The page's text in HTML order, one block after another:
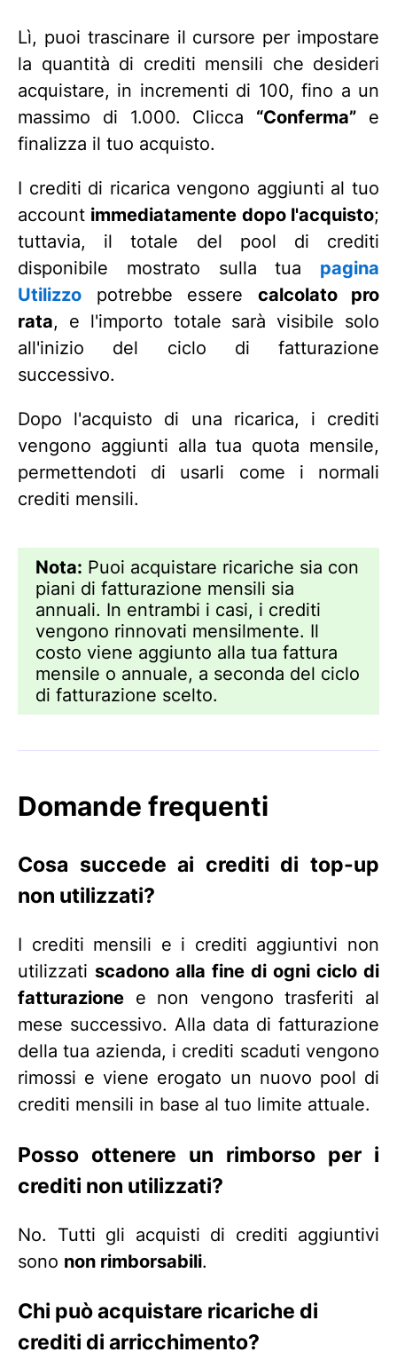
Lì, puoi trascinare il cursore per impostare
la quantità di crediti mensili che desideri
acquistare, in incrementi di 100, fino a un
massimo di 1.000. Clicca “Conferma” e
finalizza il tuo acquisto.
I crediti di ricarica vengono aggiunti al tuo
account immediatamente dopo l'acquisto;
tuttavia, il totale del pool di crediti
disponibile mostrato sulla tua pagina
Utilizzo potrebbe essere calcolato pro
rata, e l'importo totale sarà visibile solo
all'inizio del ciclo di fatturazione
successivo.
Dopo l'acquisto di una ricarica, i crediti
vengono aggiunti alla tua quota mensile,
permettendoti di usarli come i normali
crediti mensili.
Nota: Puoi acquistare ricariche sia con
piani di fatturazione mensili sia
annuali. In entrambi i casi, i crediti
vengono rinnovati mensilmente. Il
costo viene aggiunto alla tua fattura
mensile o annuale, a seconda del ciclo
di fatturazione scelto.
Domande frequenti
Cosa succede ai crediti di top-up
non utilizzati?
I crediti mensili e i crediti aggiuntivi non
utilizzati scadono alla fine di ogni ciclo di
fatturazione e non vengono trasferiti al
mese successivo. Alla data di fatturazione
della tua azienda, i crediti scaduti vengono
rimossi e viene erogato un nuovo pool di
crediti mensili in base al tuo limite attuale.
Posso ottenere un rimborso per i
crediti non utilizzati?
No. Tutti gli acquisti di crediti aggiuntivi
sono non rimborsabili.
Chi può acquistare ricariche di
crediti di arricchimento?